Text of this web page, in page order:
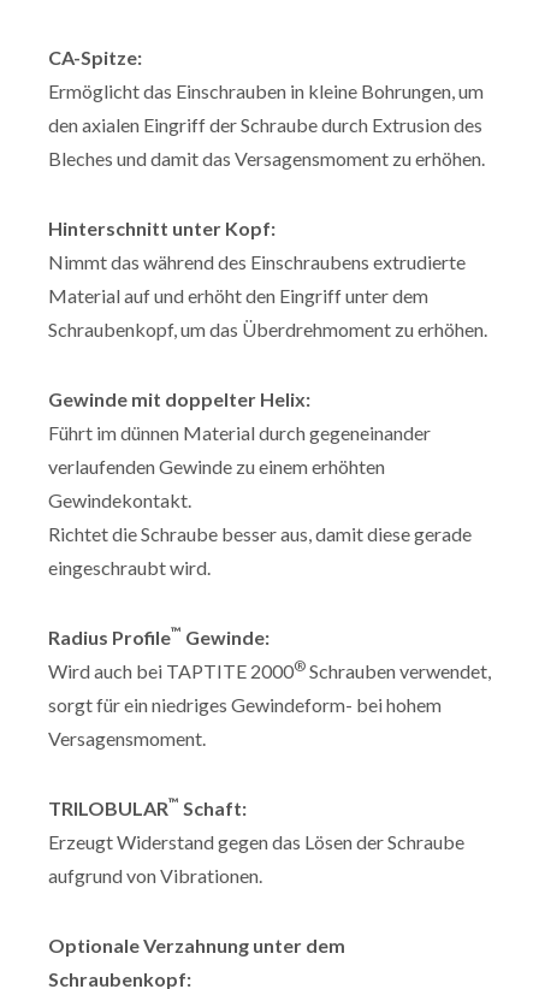
CA-Spitze:
Ermöglicht das Einschrauben in kleine Bohrungen, um
den axialen Eingriff der Schraube durch Extrusion des
Bleches und damit das Versagensmoment zu erhöhen.
Hinterschnitt unter Kopf:
Nimmt das während des Einschraubens extrudierte
Material auf und erhöht den Eingriff unter dem
Schraubenkopf, um das Überdrehmoment zu erhöhen.
Gewinde mit doppelter Helix:
Führt im dünnen Material durch gegeneinander
verlaufenden Gewinde zu einem erhöhten
Gewindekontakt.
Richtet die Schraube besser aus, damit diese gerade
eingeschraubt wird.
Radius Profile™ Gewinde:
Wird auch bei TAPTITE 2000® Schrauben verwendet,
sorgt für ein niedriges Gewindeform- bei hohem
Versagensmoment.
TRILOBULAR™ Schaft:
Erzeugt Widerstand gegen das Lösen der Schraube
aufgrund von Vibrationen.
Optionale Verzahnung unter dem
Schraubenkopf: